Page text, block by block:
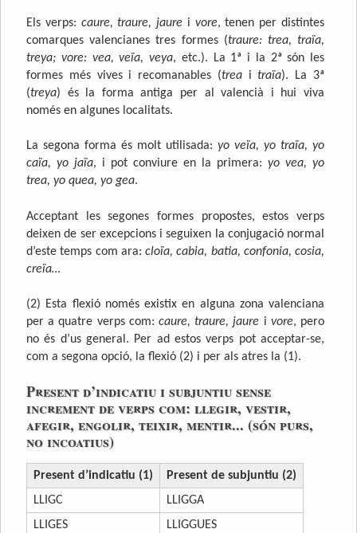
Els verps: caure, traure, jaure i vore, tenen per distintes
comarques valencianes tres formes (traure: trea, traïa,
treya; vore: vea, veïa, veya, etc.). La 1ª i la 2ª són les
formes més vives i recomanables (treaitraïa). La 3ª
(treya) és la forma antiga per al valencià i hui viva
només en algunes localitats.
La segona forma és molt utilisada: yo veïa, yo traïa, yo
caïa, yo jaïa, i pot conviure en la primera: yo vea, yo
trea, yo quea, yo gea.
Acceptant les segones formes propostes, estos verps
deixen de ser excepcions i seguixen la conjugació normal
d’este temps com ara: cloïa, cabia, batia, confonia, cosia,
creïa…
(2) Esta flexió només existix en alguna zona valenciana
per a quatre verps com: caure, traure, jaure i vore, pero
no és d’us general. Per ad estos verps pot acceptar-se,
com a segona opció, la flexió (2) i per als atres la (1).
Present d’indicatiu i subjuntiu sense
increment de verps com: llegir, vestir,
afegir, engolir, teixir, mentir... (són purs,
no incoatius)
Present d’indicatiu (1)
Present de subjuntiu (2)
LLIGC
LLIGGA
LLIGES
LLIGGUES